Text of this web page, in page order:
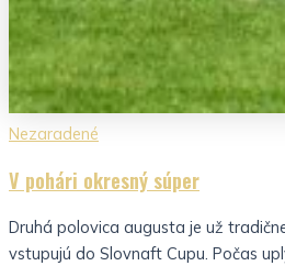
Nezaradené
V pohári okresný súper
Druhá polovica augusta je už
vstupujú do Slovnaft Cupu. Počas